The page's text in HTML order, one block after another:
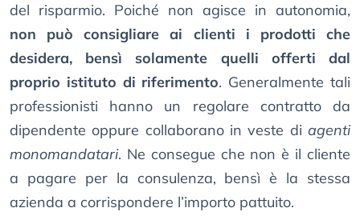
del risparmio. Poiché non agisce in autonomia,
non può consigliare ai clienti i prodotti che
desidera, bensì solamente quelli offerti dal
proprio istituto di riferimento. Generalmente tali
professionisti hanno un regolare contratto da
dipendente oppure collaborano in veste di agenti
monomandatari. Ne consegue che non è il cliente
a pagare per la consulenza, bensì è la stessa
azienda a corrispondere l’importo pattuito.